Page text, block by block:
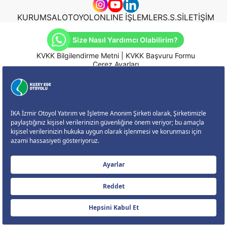
KURUMSALOTOYOLONLINE İŞLEMLERS.S.SİLETİŞİM
Size Nasıl Yardımcı Olabilirim?
KVKK Bilgilendirme Metni| KVKK Başvuru Formu
Çerez Ayarları